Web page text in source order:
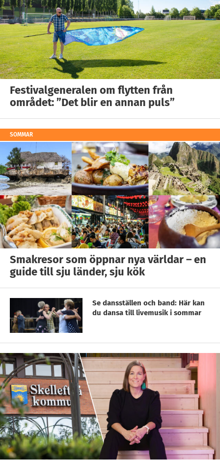
Festivalgeneralen om flytten från
området: ”Det blir en annan puls”
SOMMAR
Smakresor som öppnar nya världar – en
guide till sju länder, sju kök
Se dansställen och band: Här kan
du dansa till livemusik i sommar